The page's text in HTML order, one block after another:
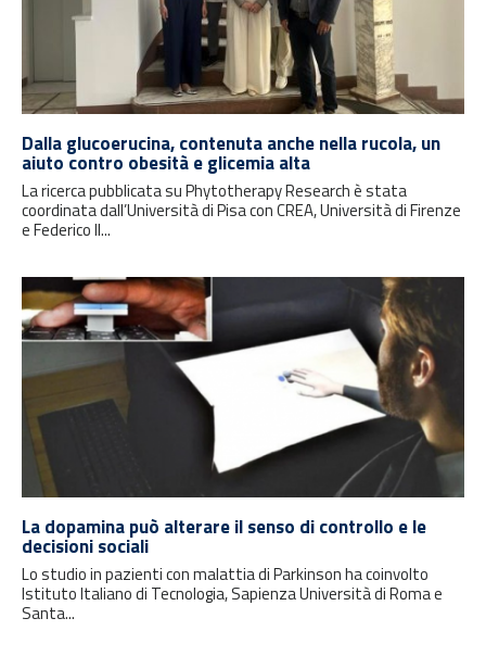
Dalla glucoerucina, contenuta anche nella rucola, un
aiuto contro obesità e glicemia alta
La ricerca pubblicata su Phytotherapy Research è stata
coordinata dall’Università di Pisa con CREA, Università di Firenze
e Federico II...
La dopamina può alterare il senso di controllo e le
decisioni sociali
Lo studio in pazienti con malattia di Parkinson ha coinvolto
Istituto Italiano di Tecnologia, Sapienza Università di Roma e
Santa...